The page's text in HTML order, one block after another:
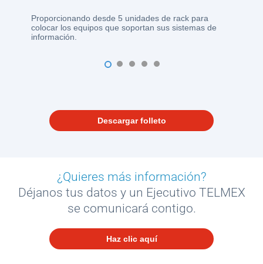
Proporcionando desde 5 unidades de rack para
colocar los equipos que soportan sus sistemas de
información.
1 2 3 4 5
Descargar folleto
¿Quieres más información?
Déjanos tus datos y un Ejecutivo TELMEX
se comunicará contigo.
Haz clic aquí